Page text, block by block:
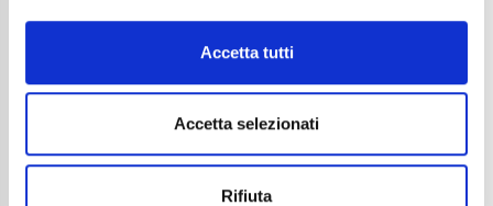
Accetta tutti
Accetta selezionati
Rifiuta
39900
Tipo Di Carburante
Benzina
Euro6d-ISC-FCM